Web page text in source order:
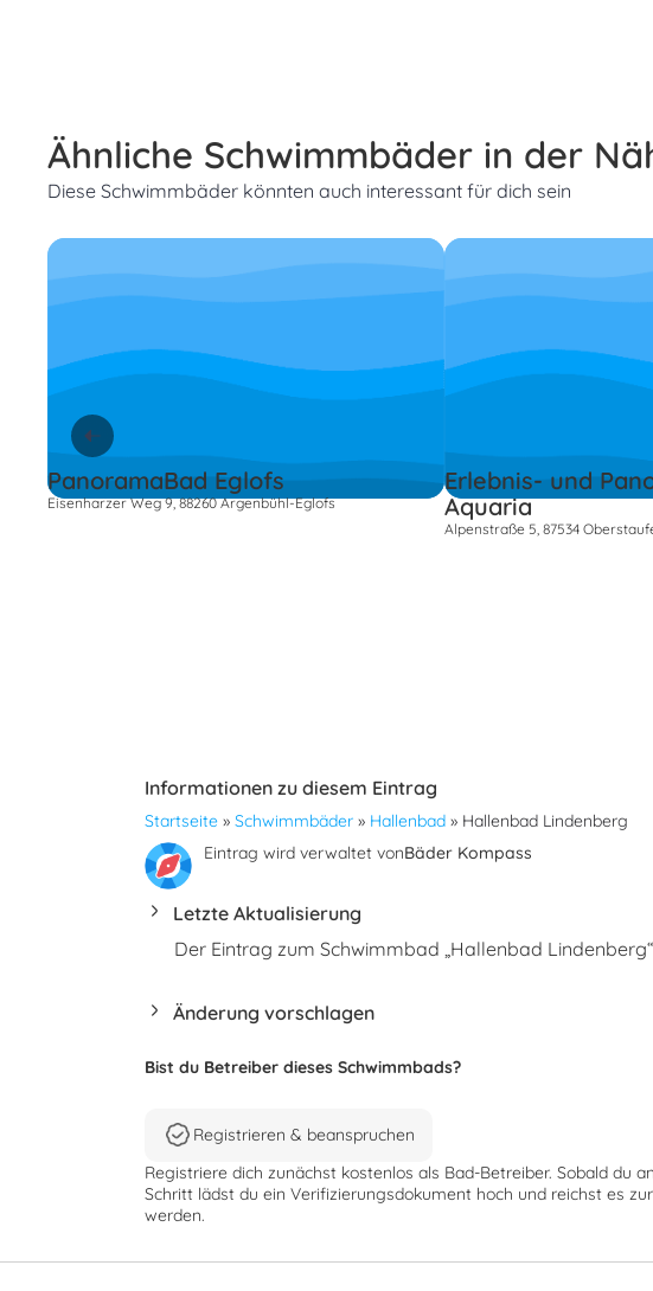
Ähnliche Schwimmbäder in der
Diese Schwimmbäder könnten auch interessant für dich sein
PanoramaBad Eglofs
Eisenharzer Weg 9, 88260 Argenbühl-Eglofs
Erlebnis- und
Aquaria
Alpenstraße 5, 87534
Informationen zu diesem Eintrag
Startseite » Schwimmbäder » Hallenbad » Hallenbad Lindenberg
Eintrag wird verwaltet vonBäder Kompass
Letzte Aktualisierung
Der Eintrag zum Schwimmbad „Hallenbad
Änderung vorschlagen
Bist du Betreiber dieses Schwimmbads?
Registrieren & beanspruchen
Registriere dich zunächst kostenlos als Bad-Betreiber. Sobald du
Schritt lädst du ein Verifizierungsdokument hoch und reichst es
werden.